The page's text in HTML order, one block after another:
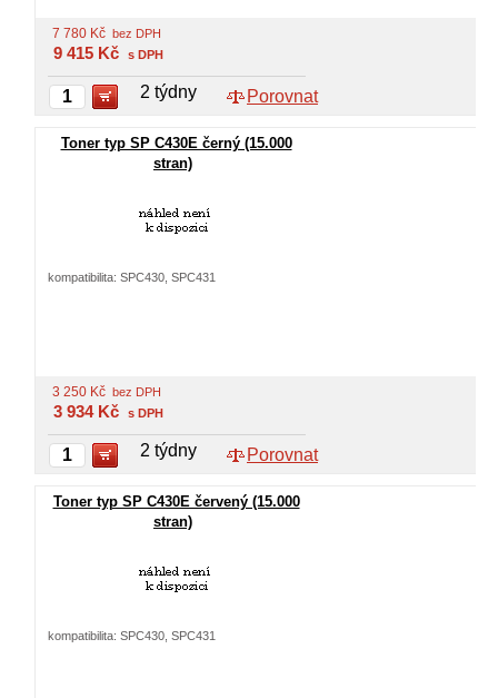
7 780 Kč bez DPH
9 415 Kč s DPH
Porovnat
2 týdny
Toner typ SP C430E černý (15.000
stran)
kompatibilita: SPC430, SPC431
3 250 Kč bez DPH
3 934 Kč s DPH
Porovnat
2 týdny
Toner typ SP C430E červený (15.000
stran)
kompatibilita: SPC430, SPC431